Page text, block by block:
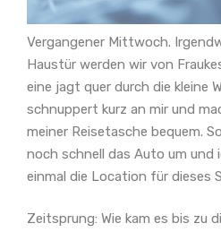
Vergangener Mittwoch.
Haustür werden wir von
eine jagt quer durch die kleine
schnuppert kurz an mir und
meiner Reisetasche bequem.
noch schnell das Auto um und
einmal die Location für dieses
Zeitsprung: Wie kam es bis zu